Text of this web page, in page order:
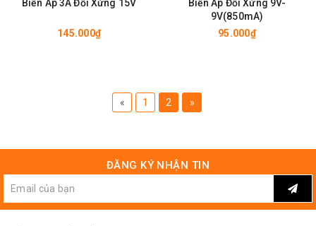
Biến Áp 3A Đối Xứng 15V
145.000₫
Biến Áp Đối Xứng 9V-
9V(850mA)
95.000₫
« 1 2 »
ĐĂNG KÝ NHẬN TIN